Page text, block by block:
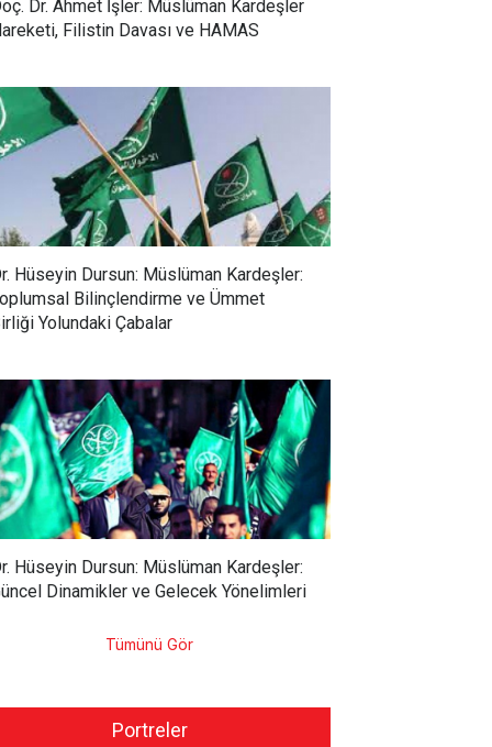
Dr. Ahmet İşler: Müslüman Kardeşler
Filistin Davası ve HAMAS
Hüseyin Dursun: Müslüman Kardeşler:
Bilinçlendirme ve Ümmet
Yolundaki Çabalar
Hüseyin Dursun: Müslüman Kardeşler:
Dinamikler ve Gelecek Yönelimleri
Tümünü Gör
Portreler